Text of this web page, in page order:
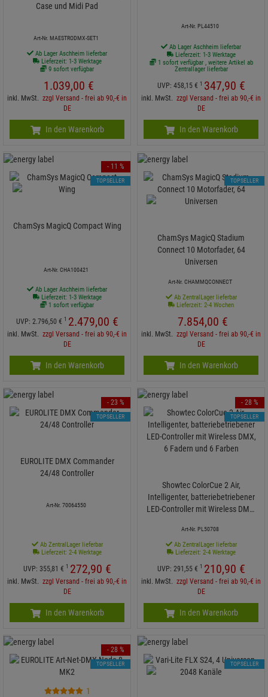
Case und Midi Pad
Art-Nr. MAESTRODMX-SET1
Ab Lager Aschheim lieferbar
Lieferzeit: 1-3 Werktage
9 sofort verfügbar
1.039,00 €
inkl. MwSt. zzgl Versand - frei ab 90,-€ in
DE
In den Warenkorb
Art-Nr. PL44510
Ab Lager Aschheim lieferbar
Lieferzeit: 1-3 Werktage
1 sofort verfügbar , weitere Artikel ab
Zentrallager lieferbar
UVP: 458,15 € 1 347,90 €
inkl. MwSt. zzgl Versand - frei ab 90,-€ in
DE
In den Warenkorb
ChamSys MagicQ Compact Wing
Art-Nr. CHA100421
Ab Lager Aschheim lieferbar
Lieferzeit: 1-3 Werktage
1 sofort verfügbar
UVP: 2.796, 50 € 1 2.479,00 €
inkl. MwSt. zzgl Versand - frei ab 90,-€ in
DE
- 11 %
TOPSELLER
In den Warenkorb
ChamSys MagicQ Stadium
Connect 10 Motorfader, 64
Universen
Art-Nr. CHAMMQCONNECT
Ab ZentralLager lieferbar
Lieferzeit: 2-4 Wochen
7.854,00 €
inkl. MwSt. zzgl Versand - frei ab 90,-€ in
DE
TOPSELLER
In den Warenkorb
EUROLITE DMX Commander
24/48 Controller
Art-Nr. 70064550
Ab ZentralLager lieferbar
Lieferzeit: 2-4 Werktage
UVP: 355,81 € 1 272,90 €
inkl. MwSt. zzgl Versand - frei ab 90,-€ in
DE
- 23 %
TOPSELLER
In den Warenkorb
Showtec ColorCue 2 Air,
Intelligenter, batteriebetriebener
LED-Controller mit Wireless DMX,
Art-Nr. PL50708
Ab ZentralLager lieferbar
Lieferzeit: 2-4 Werktage
UVP: 291,55 € 1 210,90 €
inkl. MwSt. zzgl Versand - frei ab 90,-€ in
DE
- 28 %
TOPSELLER
In den Warenkorb
1
- 28 %
TOPSELLER TOPSELLER